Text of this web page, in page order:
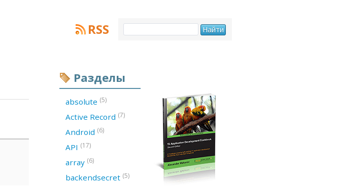
RSS
Разделы
absolute (5)
Active Record (7)
Android (6)
API (17)
array (6)
backendsecret (5)